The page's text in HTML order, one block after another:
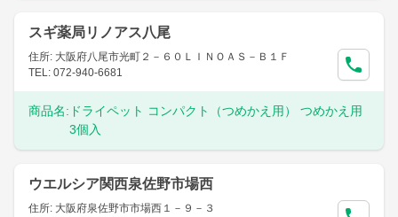
スギ薬局リノアス八尾
住所: 大阪府八尾市光町２－６０ＬＩＮＯＡＳ－Ｂ１Ｆ
TEL: 072-940-6681
商品名: ドライペット コンパクト（つめかえ用） つめかえ用
3個入
ウエルシア関西泉佐野市場西
住所: 大阪府泉佐野市市場西１－９－３